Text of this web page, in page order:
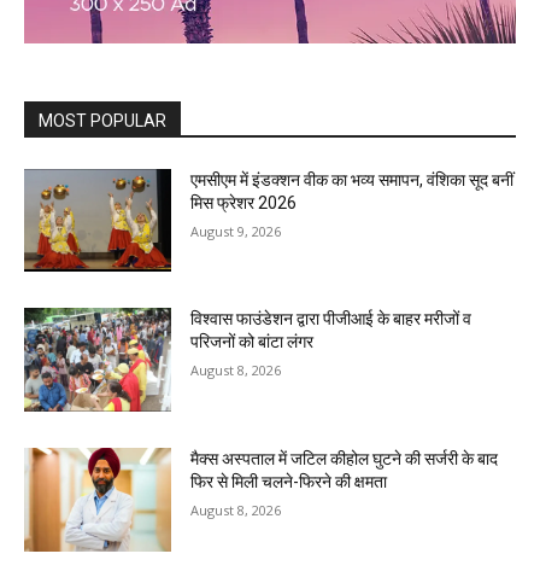
MOST POPULAR
एमसीएम में इंडक्शन वीक का भव्य समापन, वंशिका सूद बनीं
मिस फ्रेशर 2026
August 9, 2026
विश्वास फाउंडेशन द्वारा पीजीआई के बाहर मरीजों व
परिजनों को बांटा लंगर
August 8, 2026
मैक्स अस्पताल में जटिल कीहोल घुटने की सर्जरी के बाद
फिर से मिली चलने-फिरने की क्षमता
August 8, 2026